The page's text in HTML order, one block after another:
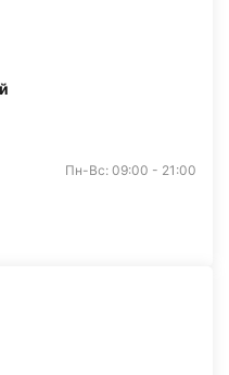
Пн-Вс: 09:00 - 21:00